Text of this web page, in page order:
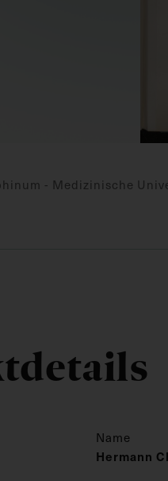
- Medizinische
Name
Hermann